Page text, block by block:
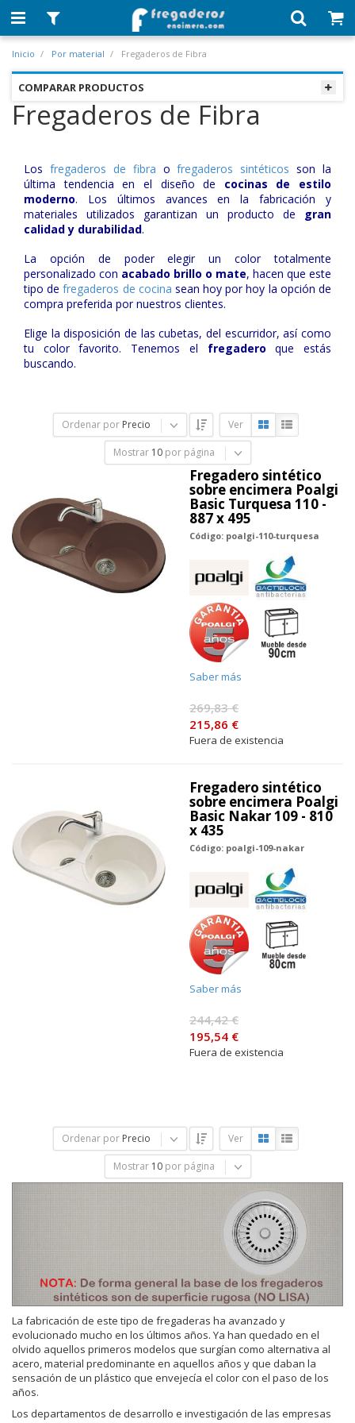
Inicio Por material Fregaderos de Fibra
COMPARAR PRODUCTOS
Fregaderos de Fibra
Los fregaderos de fibra ofregaderos sintéticos son la
última tendencia en el diseño de cocinas de estilo
moderno. Los últimos avances en la fabricación y
materiales utilizados garantizan un producto de gran
calidad y durabilidad.
La opción de poder elegir un color totalmente
personalizado con acabado brillo o mate, hacen que este
tipo defregaderos de cocina sean hoy por hoy la opción de
compra preferida por nuestros clientes.
Elige la disposición de las cubetas, del escurridor, así como
tu color favorito. Tenemos el fregadero que estás
buscando.
Ordenar por Precio Ver
Mostrar 10 por página
Fregadero sintético
sobre encimera Poalgi
Basic Turquesa 110 -
887 x 495
Código: poalgi-110-turquesa
Saber más
269,83 €
215,86 €
Fuera de existencia
Fregadero sintético
sobre encimera Poalgi
Basic Nakar 109 - 810
x 435
Código: poalgi-109-nakar
Saber más
244,42 €
195,54 €
Fuera de existencia
Ordenar por Precio Ver
Mostrar 10 por página
La fabricación de este tipo de fregaderas ha avanzado y
evolucionado mucho en los últimos años. Ya han quedado en el
olvido aquellos primeros modelos que surgían como alternativa al
acero, material predominante en aquellos años y que daban la
sensación de un plástico que envejecía el color con el paso de los
años.
Los departamentos de desarrollo e investigación de las empresas